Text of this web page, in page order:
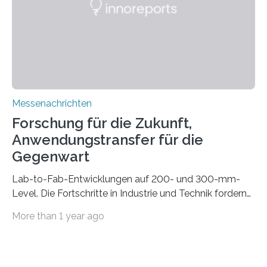
konventionelle Robotik an der Produktion und
Messenachrichten
Forschung für die Zukunft,
Anwendungstransfer für die
Gegenwart
Lab-to-Fab-Entwicklungen auf 200- und 300-mm-
Level. Die Fortschritte in Industrie und Technik fordern
Mikrochips, sowohl aus technischer, wirtschaftlicher, als
More than 1 year ago